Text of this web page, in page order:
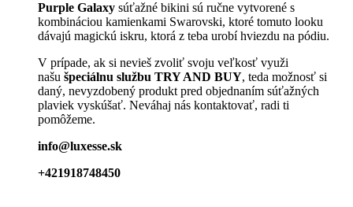
Purple Galaxy súťažné bikini sú ručne vytvorené s
kombináciou kamienkami Swarovski, ktoré tomuto looku
dávajú magickú iskru, ktorá z teba urobí hviezdu na pódiu.
V prípade, ak si nevieš zvoliť svoju veľkosť využi
našu špeciálnu službu TRY AND BUY, teda možnosť si
daný, nevyzdobený produkt pred objednaním súťažných
plaviek vyskúšať. Neváhaj nás kontaktovať, radi ti
pomôžeme.
info@luxesse.sk
+421918748450